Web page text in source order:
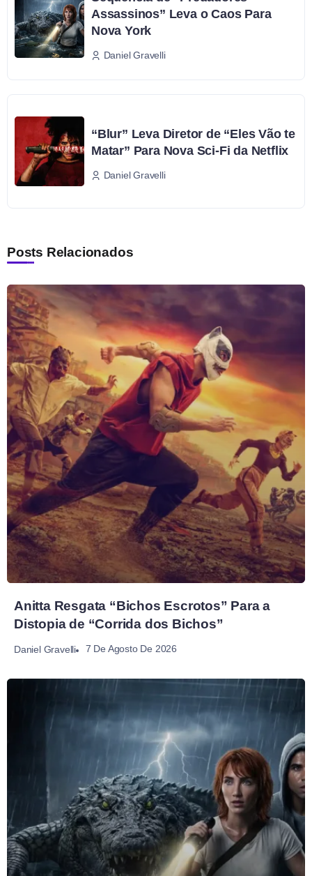
Assassinos” Leva o Caos Para
Nova York
Daniel Gravelli
“Blur” Leva Diretor de “Eles Vão te
Matar” Para Nova Sci-Fi da Netflix
Daniel Gravelli
Posts Relacionados
Anitta Resgata “Bichos Escrotos” Para a
Distopia de “Corrida dos Bichos”
Daniel Gravelli 7 De Agosto De 2026